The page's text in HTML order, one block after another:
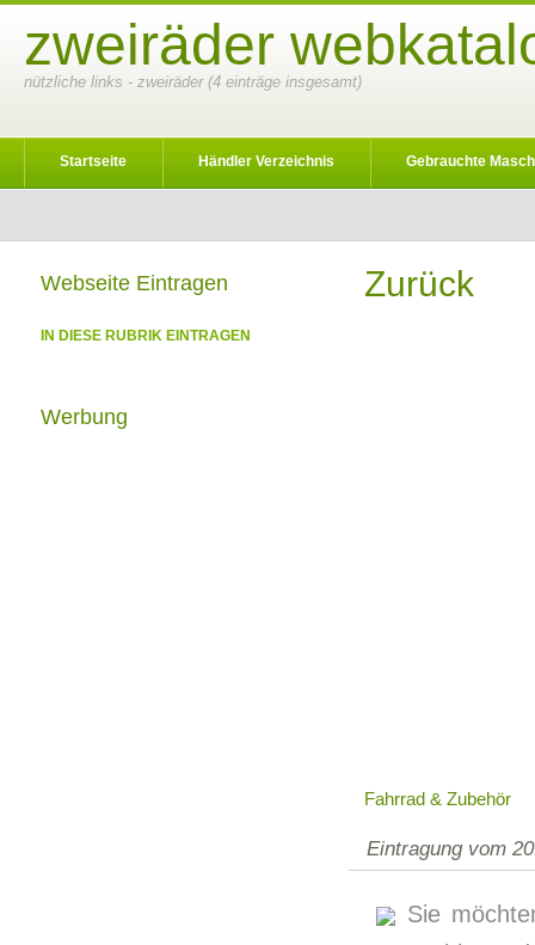
zweiräder
nützliche links - zweiräder (4 einträge insgesamt)
Startseite Händler Verzeichnis Gebrauchte
Zurück
Fahrrad & Zubehör
Eintragung vom
Sie
Webseite Eintragen
IN DIESE RUBRIK EINTRAGEN
Werbung